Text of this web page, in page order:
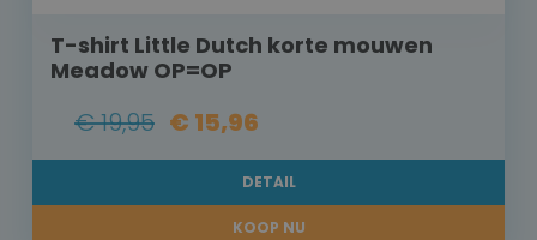
T-shirt Little Dutch korte mouwen
Meadow OP=OP
€ 19,95 € 15,96
DETAIL
KOOP NU